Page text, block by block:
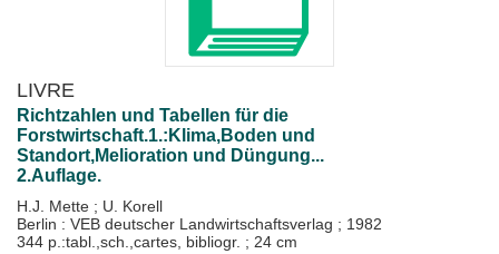
LIVRE
Richtzahlen und Tabellen für die
Forstwirtschaft.1.:Klima,Boden und
Standort,Melioration und Düngung...
2.Auflage.
H.J. Mette ; U. Korell
Berlin : VEB deutscher Landwirtschaftsverlag ; 1982
344 p.:tabl.,sch.,cartes, bibliogr. ; 24 cm